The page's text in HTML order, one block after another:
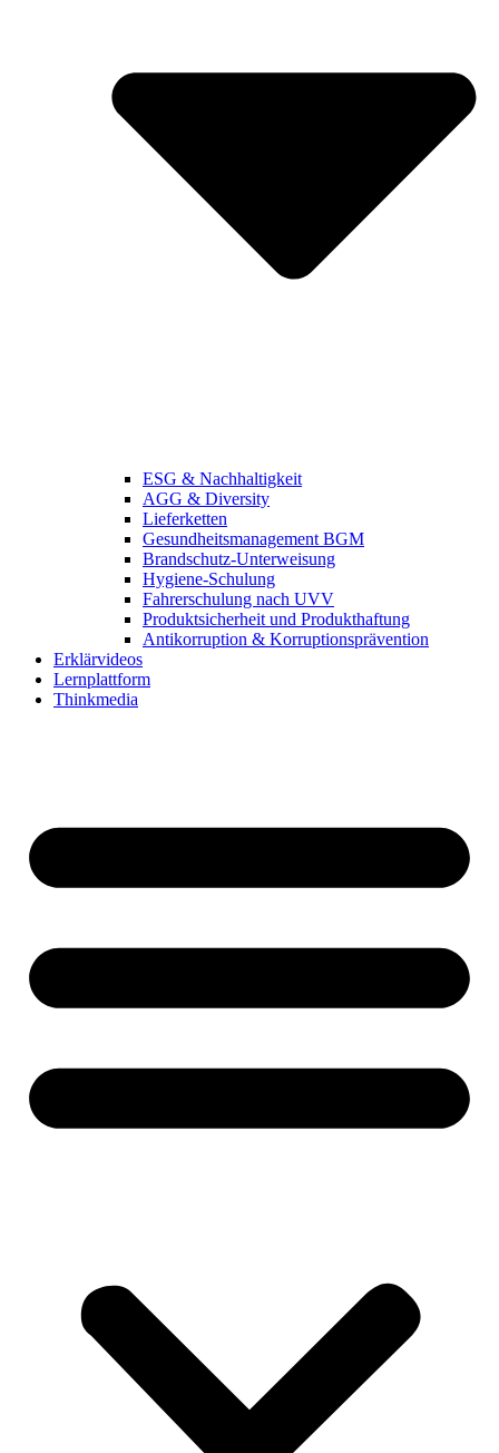
ESG & Nachhaltigkeit
AGG & Diversity
Lieferketten
Gesundheitsmanagement BGM
Brandschutz-Unterweisung
Hygiene-Schulung
Fahrerschulung nach UVV
Produktsicherheit und Produkthaftung
Antikorruption & Korruptionsprävention
Erklärvideos
Lernplattform
Thinkmedia